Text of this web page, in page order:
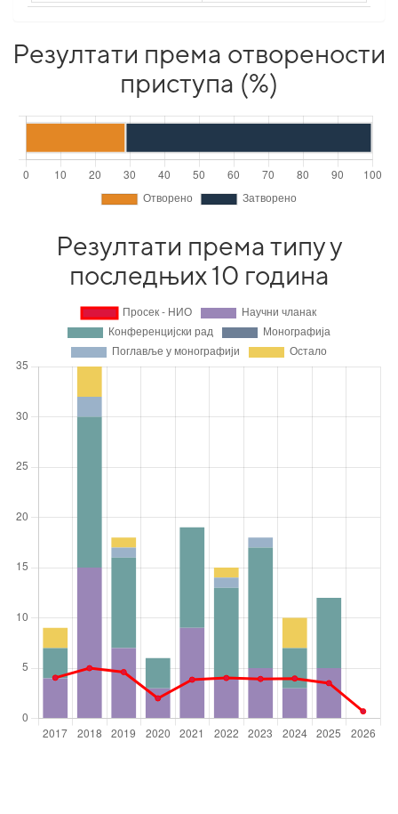
Резултати према отворености
приступа (%)
Резултати према типу у
последњих 10 година